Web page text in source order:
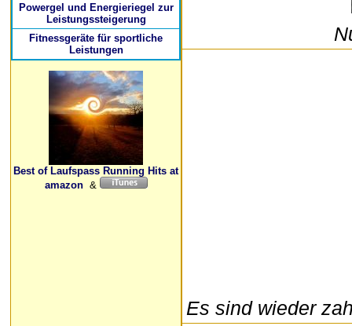
Powergel und Energieriegel zur
Leistungssteigerung
Fitnessgeräte für sportliche
Leistungen
Best of Laufspass Running Hits at
amazon&
Es sind wieder